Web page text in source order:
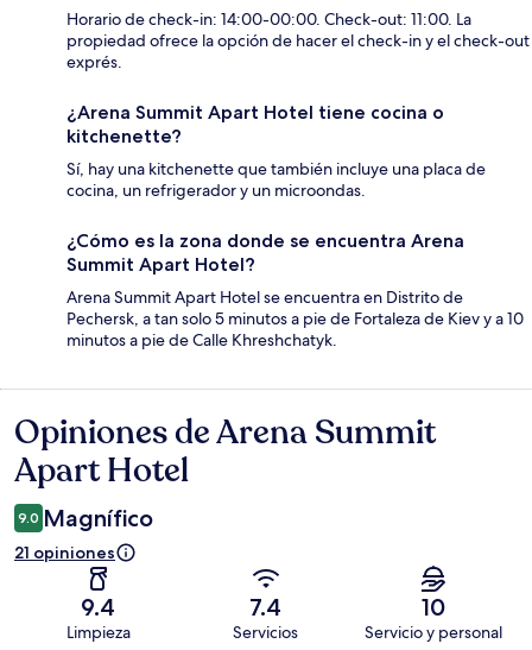
Horario de check-in: 14:00-00:00. Check-out: 11:00. La
propiedad ofrece la opción de hacer el check-in y el check-out
exprés.
¿Arena Summit Apart Hotel tiene cocina o
kitchenette?
Sí, hay una kitchenette que también incluye una placa de
cocina, un refrigerador y un microondas.
¿Cómo es la zona donde se encuentra Arena
Summit Apart Hotel?
Arena Summit Apart Hotel se encuentra en Distrito de
Pechersk, a tan solo 5 minutos a pie de Fortaleza de Kiev y a 10
minutos a pie de Calle Khreshchatyk.
Opiniones
Opiniones de Arena Summit
Apart Hotel
9.0 Magnífico
21 opiniones
9.4
Limpieza
7.4
Servicios
10
Servicio y personal